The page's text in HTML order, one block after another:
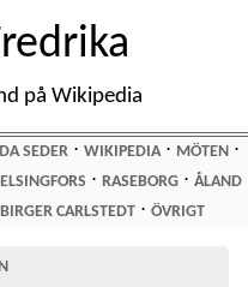
på Wikipedia
SEDER ⋅ WIKIPEDIA⋅ MÖTEN ⋅
⋅ RASEBORG ⋅ ÅLAND
BIRGER CARLSTEDT ⋅ ÖVRIGT